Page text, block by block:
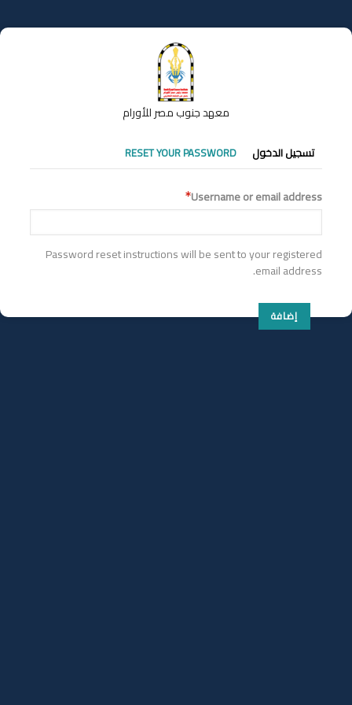
إلى
المحتوى
معهد جنوب مصر للأورام
التبويبات
الأساسية
تسجيل الدخول RESET YOUR PASSWORD
Username or email address
Password reset instructions will be sent to your registered
email address.